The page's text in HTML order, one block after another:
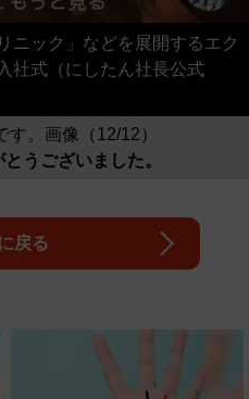
ニック」などを展開するエク
社式（にしたん社長公式
。画像（12/12）
うございました。
戻る